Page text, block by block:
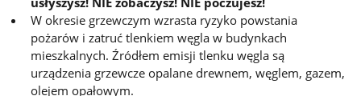
W okresie grzewczym wzrasta ryzyko powstania
pożarów i zatruć tlenkiem węgla w budynkach
mieszkalnych. Źródłem emisji tlenku węgla są
urządzenia grzewcze opalane drewnem, węglem, gazem,
olejem opałowym.